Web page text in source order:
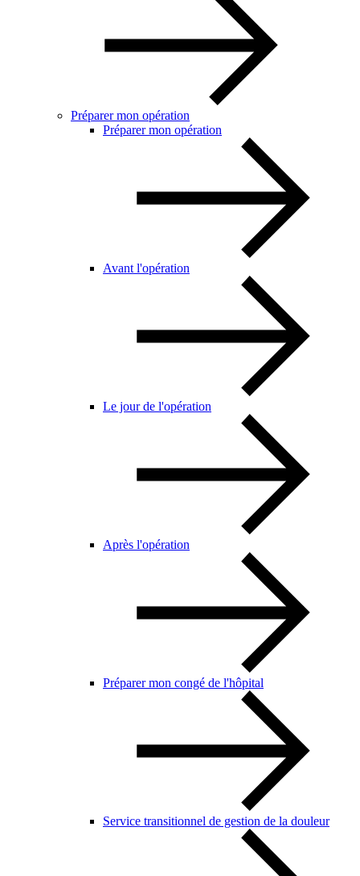
Préparer mon opération
Préparer mon opération
Avant l'opération
Le jour de l'opération
Après l'opération
Préparer mon congé de l'hôpital
Service transitionnel de gestion de la douleur